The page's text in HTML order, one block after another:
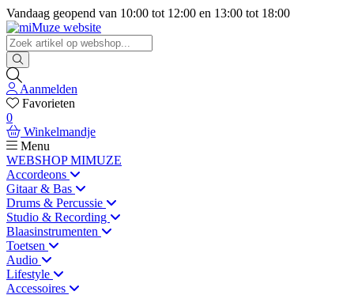
Vandaag geopend van 10:00 tot 12:00 en 13:00 tot 18:00
Aanmelden
Favorieten
0
Winkelmandje
Menu
WEBSHOP MIMUZE
Accordeons
Gitaar & Bas
Drums & Percussie
Studio & Recording
Blaasinstrumenten
Toetsen
Audio
Lifestyle
Accessoires